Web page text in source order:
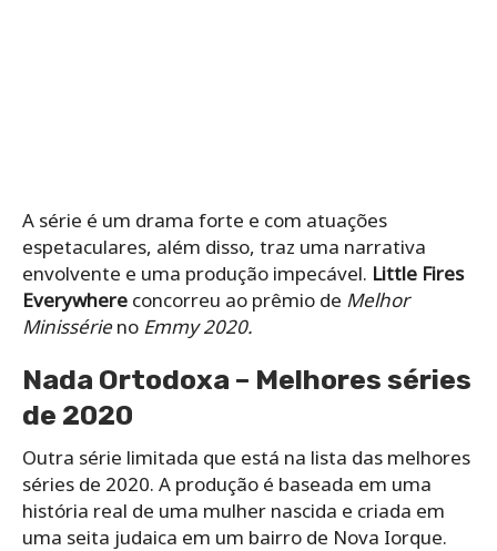
A série é um drama forte e com atuações
espetaculares, além disso, traz uma narrativa
envolvente e uma produção impecável. Little Fires
Everywhere concorreu ao prêmio de Melhor
Minissérieno Emmy 2020.
Nada Ortodoxa – Melhores séries
de 2020
Outra série limitada que está na lista das melhores
séries de 2020. A produção é baseada em uma
história real de uma mulher nascida e criada em
uma seita judaica em um bairro de Nova Iorque.